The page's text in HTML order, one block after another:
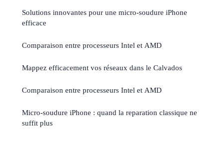
Solutions innovantes pour une micro-soudure iPhone
efficace
Comparaison entre processeurs Intel et AMD
Mappez efficacement vos réseaux dans le Calvados
Comparaison entre processeurs Intel et AMD
Micro-soudure iPhone : quand la reparation classique ne
suffit plus